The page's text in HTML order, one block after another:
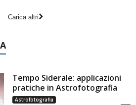
Carica altri
Tempo Siderale: applicazioni
pratiche in Astrofotografia
Astrofotografia